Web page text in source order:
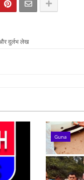
और दुर्लभ लेख
Guna